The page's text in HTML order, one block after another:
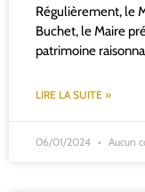
Régulièrement, le
Buchet, le Maire
patrimoine
LIRE LA SUITE »
06/01/2024 Aucun